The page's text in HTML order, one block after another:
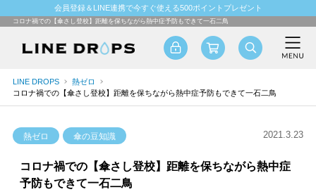
会員登録＆LINE連携で今すぐ使える500ポイントプレゼント
コロナ禍での【傘さし登校】距離を保ちながら熱中症予防もできて一石二鳥
LINE DROPS
熱ゼロ
コロナ禍での【傘さし登校】距離を保ちながら熱中症予防もできて一石二鳥
熱ゼロ 傘の豆知識 2021.3.23
コロナ禍での【傘さし登校】距離を保ちながら熱中症
予防もできて一石二鳥